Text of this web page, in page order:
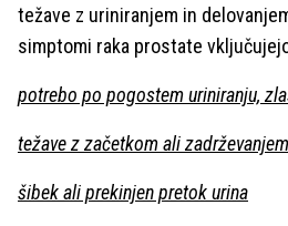
težave z uriniranjem in
simptomi raka prostate
potrebo po pogostem uriniranju,
težave z začetkom ali
šibek ali prekinjen pretok urina